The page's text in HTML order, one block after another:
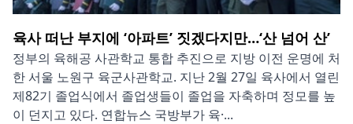
육사 떠난 부지에 ‘아파트’ 짓겠다지만…‘산 넘어 산’
정부의 육해공 사관학교 통합 추진으로 지방 이전 운명에 처
한 서울 노원구 육군사관학교. 지난 2월 27일 육사에서 열린
제82기 졸업식에서 졸업생들이 졸업을 자축하며 정모를 높
이 던지고 있다. 연합뉴스 국방부가 육·...